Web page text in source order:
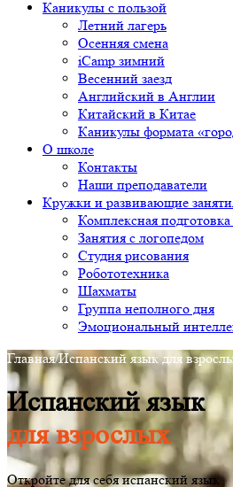
Каникулы с пользой
Летний лагерь
Осенняя смена
iCamp зимний
Весенний заезд
Английский в Англии
Китайский в Китае
Каникулы формата
О школе
Контакты
Наши преподаватели
Кружки и развивающие
Комплексная
Занятия с логопедом
Студия рисования
Робототехника
Шахматы
Группа неполного дня
Эмоциональный
Главная/Испанский язык для
Испанский язык
для взрослых
Откройте для себя испанский язык